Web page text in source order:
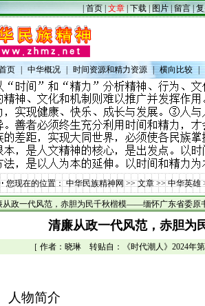
|首页|文章|下载| 图片|留言|
页 中华概况 时间资源和精力资源 | 横向比较
您现在的位置：中华民族精神网>>文章>>中华英雄
从政一代风范，赤胆为民千秋楷模——缅怀广东省委原
清廉从政一代风范，赤胆
［ 作者：晓琳 转贴自：《时代潮人》2024
人物简介